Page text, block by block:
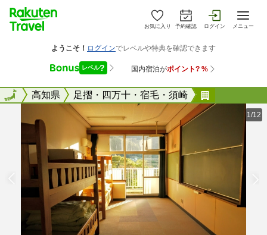
お気に入り 予約確認 ログイン メニュー
全国高知県 足摺・四万十・宿毛・須崎
全国
1/12